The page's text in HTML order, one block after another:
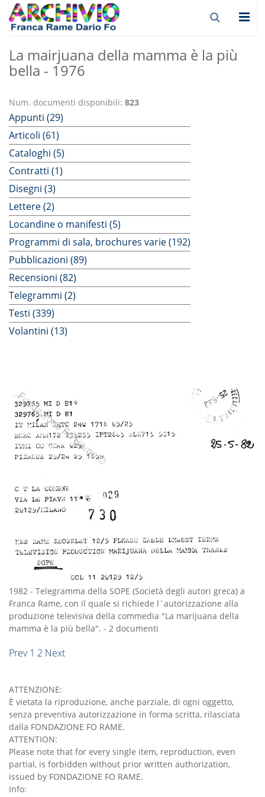
La mairjuana della mamma è la più
bella - 1976
Num. documenti disponibili: 823
Appunti (29)
Articoli (61)
Cataloghi (5)
Contratti (1)
Disegni (3)
Lettere (2)
Locandine o manifesti (5)
Programmi di sala, brochures varie (192)
Pubblicazioni (89)
Recensioni (82)
Telegrammi (2)
Testi (339)
Volantini (13)
1982 - Telegramma della SOPE (Società degli autori greca) a
Franca Rame, con il quale si richiede l`autorizzazione alla
produzione televisiva della commedia "La marijuana della
mamma è la più bella". - 2 documenti
Prev 1 2 Next
ATTENZIONE:
È vietata la riproduzione, anche parziale, di ogni oggetto,
senza preventiva autorizzazione in forma scritta, rilasciata
dalla FONDAZIONE FO RAME.
ATTENTION:
Please note that for every single item, reproduction, even
partial, is forbidden without prior written authorization,
issued by FONDAZIONE FO RAME.
Info: